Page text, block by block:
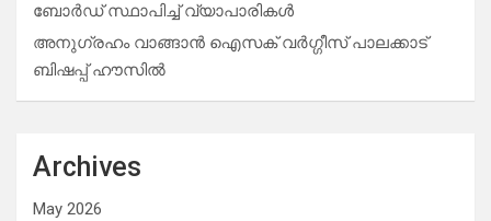
ബോർഡ് സ്ഥാപിച്ച് വ്യാപാരികൾ
അനുഗ്രഹം വാങ്ങാൻ ഐസക് വര്‍ഗ്ഗീസ് പാലക്കാട്
ബിഷപ്പ് ഹൗസില്‍
Archives
May 2026